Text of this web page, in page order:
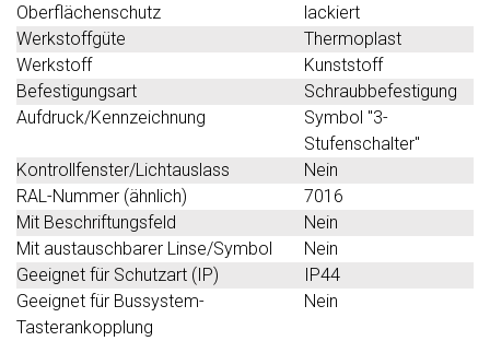
Oberflächenschutz
lackiert
Werkstoffgüte
Thermoplast
Werkstoff
Kunststoff
Befestigungsart
Schraubbefestigung
Aufdruck/Kennzeichnung
Symbol "3-
Stufenschalter"
Kontrollfenster/Lichtauslass
Nein
RAL-Nummer (ähnlich)
7016
Mit Beschriftungsfeld
Nein
Mit austauschbarer Linse/Symbol
Nein
Geeignet für Schutzart (IP)
IP44
Geeignet für Bussystem-
Tasterankopplung
Nein